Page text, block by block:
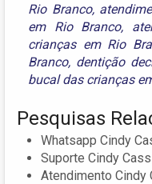
Rio Branco,
em Rio Branco,
crianças em Rio
Branco, dentição
bucal das crianças
Pesquisas
Whatsapp Cindy
Suporte Cindy
Atendimento Cindy